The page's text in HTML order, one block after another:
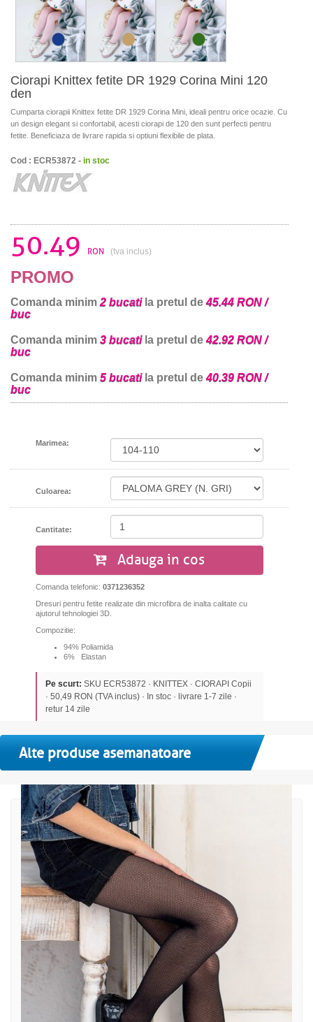
Ciorapi Knittex fetite DR 1929 Corina Mini 120
den
Cumparta ciorapii Knittex fetite DR 1929 Corina Mini, ideali pentru orice ocazie. Cu
un design elegant si confortabil, acesti ciorapi de 120 den sunt perfecti pentru
fetite. Beneficiaza de livrare rapida si optiuni flexibile de plata.
Cod : ECR53872 - in stoc
50.49 RON (tva inclus)
PROMO
Comanda minim 2 bucatila pretul de45.44 RON /
buc
Comanda minim 3 bucatila pretul de42.92 RON /
buc
Comanda minim 5 bucatila pretul de40.39 RON /
buc
Marimea:
Culoarea:
Cantitate:
Adauga in cos
Comanda telefonic: 0371236352
Dresuri pentru fetite realizate din microfibra de inalta calitate cu
ajutorul tehnologiei 3D.
Compozitie:
94% Poliamida
6% Elastan
Pe scurt: SKU ECR53872 · KNITTEX · CIORAPI Copii
· 50,49 RON (TVA inclus) · In stoc · livrare 1-7 zile ·
retur 14 zile
Alte produse asemanatoare